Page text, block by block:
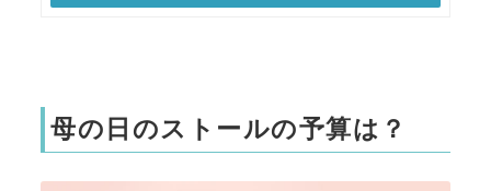
母の日のストールの予算は？